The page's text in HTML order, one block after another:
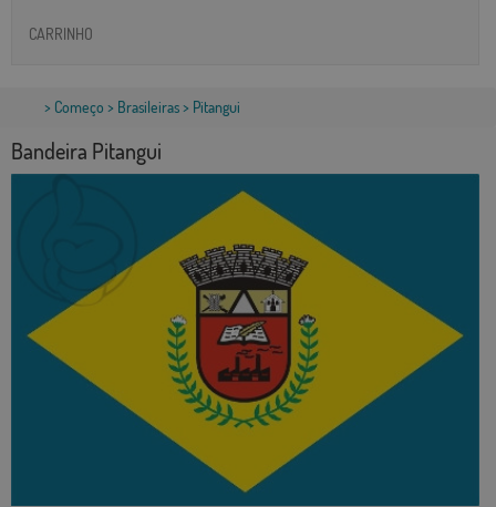
CARRINHO
> Começo > Brasileiras> Pitangui
Bandeira Pitangui